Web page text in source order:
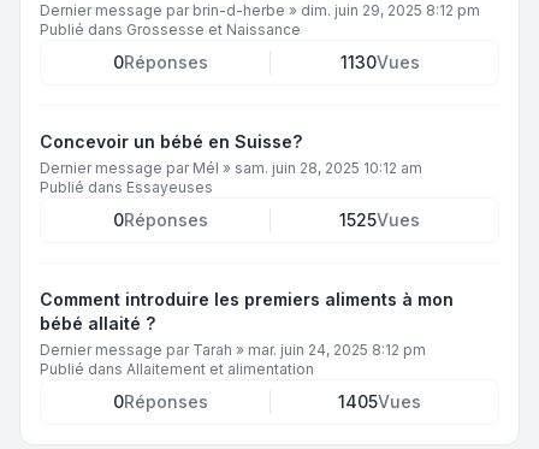
Dernier message par brin-d-herbe » dim. juin 29, 2025 8:12 pm
Publié dans Grossesse et Naissance
0Réponses 1130Vues
Concevoir un bébé en Suisse?
Dernier message par Mél » sam. juin 28, 2025 10:12 am
Publié dans Essayeuses
0Réponses 1525Vues
Comment introduire les premiers aliments à mon
bébé allaité ?
Dernier message par Tarah » mar. juin 24, 2025 8:12 pm
Publié dans Allaitement et alimentation
0Réponses 1405Vues